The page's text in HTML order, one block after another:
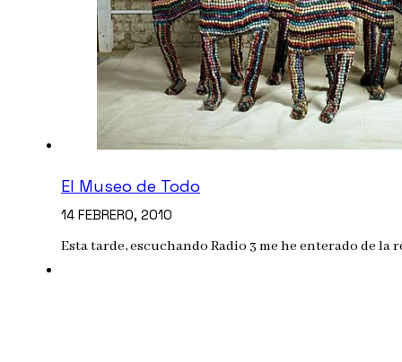
El Museo de Todo
14 FEBRERO, 2010
Esta tarde, escuchando Radio 3 me he enterado de